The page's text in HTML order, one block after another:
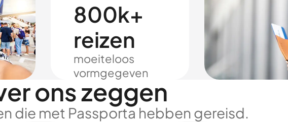
800k+
reizen
moeiteloos
vormgegeven
ons zeggen
die met Passporta hebben gereisd.